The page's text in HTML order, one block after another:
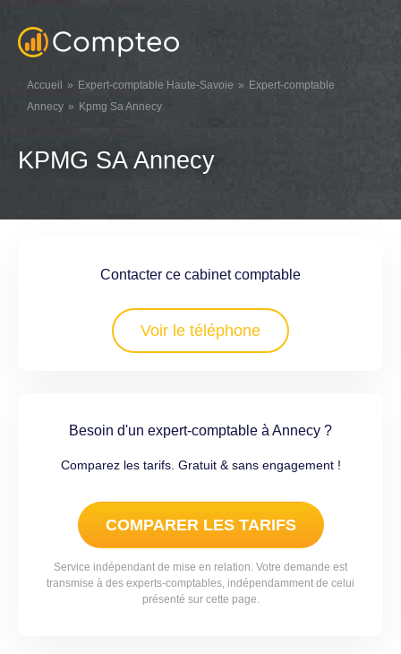
Accueil Expert-comptable Haute-Savoie
Expert-comptable
Annecy
Kpmg Sa Annecy
KPMG SA Annecy
Contacter ce cabinet comptable
Voir le téléphone
Besoin d'un expert-comptable à Annecy ?
Comparez les tarifs. Gratuit & sans engagement !
COMPARER LES TARIFS
Service indépendant de mise en relation. Votre demande est
transmise à des experts-comptables, indépendamment de celui
présenté sur cette page.